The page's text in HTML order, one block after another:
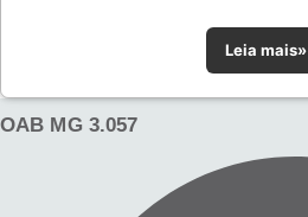
Leia mais»
OAB MG 3.057